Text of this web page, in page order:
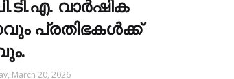
വാർഷിക
പ്രതിഭകൾക്ക്
March 20, 2026